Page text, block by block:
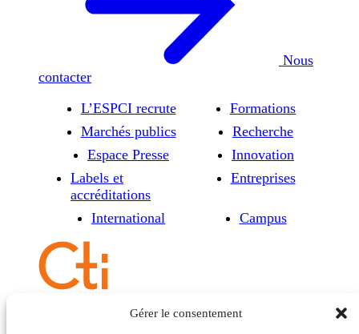
Gérer le consentement
Nous
contacter
L’ESPCI recrute
Formations
Marchés publics
Recherche
Espace Presse
Innovation
Labels et
accréditations
Entreprises
International Campus